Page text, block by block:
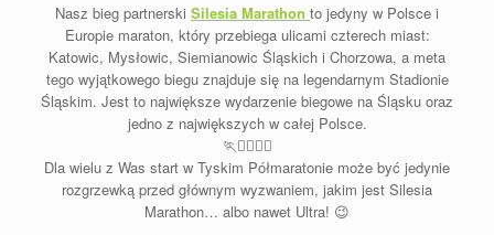
Nasz bieg partnerski Silesia Marathon to jedyny w Polsce i
Europie maraton, który przebiega ulicami czterech miast:
Katowic, Mysłowic, Siemianowic Śląskich i Chorzowa, a meta
tego wyjątkowego biegu znajduje się na legendarnym Stadionie
Śląskim. Jest to największe wydarzenie biegowe na Śląsku oraz
jedno z największych w całej Polsce.
🏃🏃‍♀️🏃‍♂️
Dla wielu z Was start w Tyskim Półmaratonie może być jedynie
rozgrzewką przed głównym wyzwaniem, jakim jest Silesia
Marathon… albo nawet Ultra! 😉